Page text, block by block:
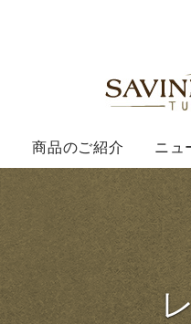
商品のご紹介 ニュ